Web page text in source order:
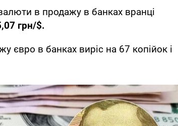
в продажу в банках вранці
грн/$.
євро в банках виріс на 67 копійок і